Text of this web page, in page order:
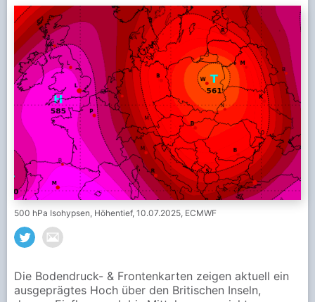
500 hPa Isohypsen, Höhentief, 10.07.2025, ECMWF
Die Bodendruck- & Frontenkarten zeigen aktuell ein
ausgeprägtes Hoch über den Britischen Inseln,